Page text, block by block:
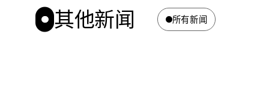
其他新闻 所有新闻